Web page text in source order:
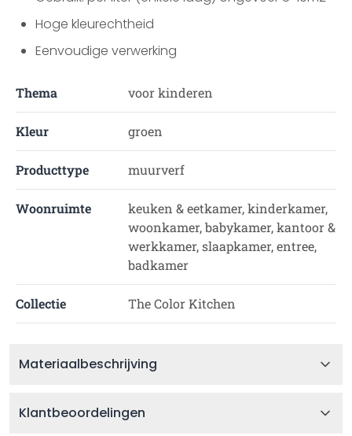
Hoge kleurechtheid
Eenvoudige verwerking
Thema voor kinderen
Kleur groen
Producttype muurverf
Woonruimte
keuken & eetkamer, kinderkamer,
woonkamer, babykamer, kantoor &
werkkamer, slaapkamer, entree,
badkamer
Collectie The Color Kitchen
Materiaalbeschrijving
Klantbeoordelingen